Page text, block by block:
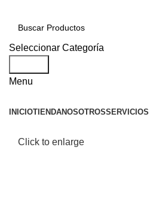
Seleccionar Categoría
Menu
INICIOTIENDANOSOTROSSERVICIOS
Click to enlarge